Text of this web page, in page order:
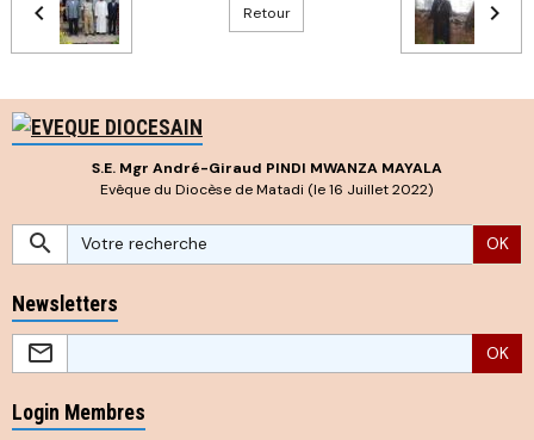
Retour
S.E. Mgr André-Giraud PINDI MWANZA MAYALA
Evêque du Diocèse de Matadi (le 16 Juillet 2022)
OK
Newsletters
OK
Login Membres